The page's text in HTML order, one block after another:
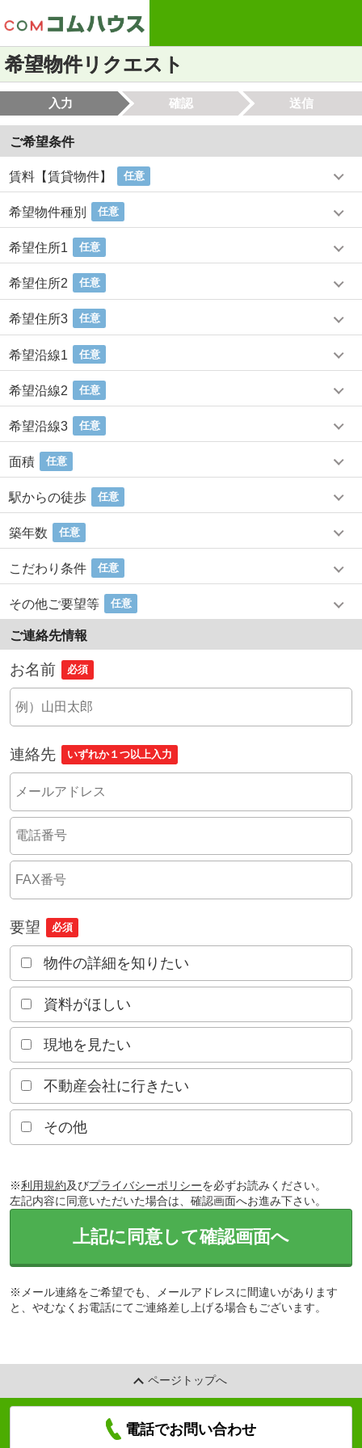
希望物件リクエスト
入力 確認 送信
ご希望条件
賃料【賃貸物件】 任意
希望物件種別 任意
希望住所1 任意
希望住所2 任意
希望住所3 任意
希望沿線1 任意
希望沿線2 任意
希望沿線3 任意
面積 任意
駅からの徒歩 任意
築年数 任意
こだわり条件 任意
その他ご要望等 任意
ご連絡先情報
お名前 必須
連絡先 いずれか１つ以上入力
要望 必須
物件の詳細を知りたい
資料がほしい
現地を見たい
不動産会社に行きたい
その他
※利用規約及びプライバシーポリシーを必ずお読みください。
左記内容に同意いただいた場合は、確認画面へお進み下さい。
上記に同意して確認画面へ
※メール連絡をご希望でも、メールアドレスに間違いがあります
と、やむなくお電話にてご連絡差し上げる場合もございます。
ページトップへ
電話でお問い合わせ